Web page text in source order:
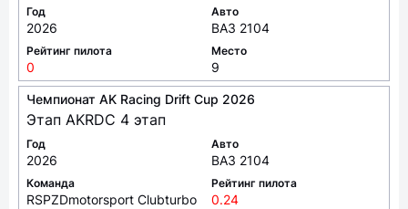
Год
2026
Авто
ВАЗ 2104
Рейтинг пилота
0
Место
9
Чемпионат AK Racing Drift Cup 2026
Этап AKRDC 4 этап
Год
2026
Авто
ВАЗ 2104
Команда
RSPZDmotorsport Clubturbo
Рейтинг пилота
0.24